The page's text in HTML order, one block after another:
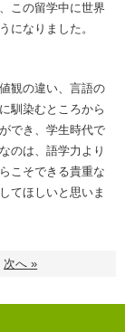
この留学中に世界
になりました。
観の違い、言語の
馴染むところから
でき、学生時代で
のは、語学力より
こそできる貴重な
てほしいと思いま
次へ »